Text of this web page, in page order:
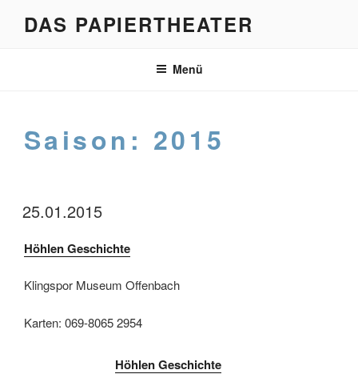
DAS PAPIERTHEATER
Menü
Saison: 2015
25.01.2015
Höhlen Geschichte
Klingspor Museum Offenbach
Karten: 069-8065 2954
Höhlen Geschichte